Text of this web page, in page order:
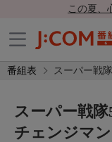
この夏、
番組表 スーパー戦
スーパー戦
チェンジマン